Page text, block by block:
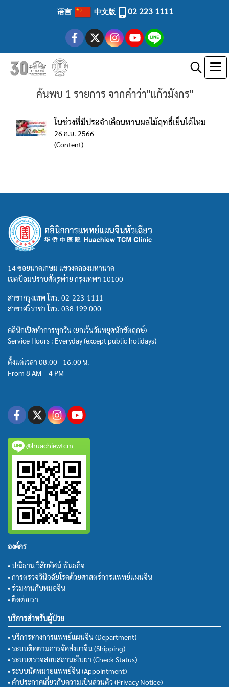
语言 中文版 02 223 1111
ค้นพบ 1 รายการ จากคำว่า"แก้วมังกร"
ในช่วงที่มีประจำเดือนทานผลไม้ฤทธิ์เย็นได้ไหม
26 ก.ย. 2566
(Content)
14 ซอยนาคเกษม แขวงคลองมหานาค
เขตป้อมปราบศัตรูพ่าย กรุงเทพฯ 10100
สาขากรุงเทพ โทร. 02-223-1111
สาขาศรีราชา โทร. 038 199 000
คลินิกเปิดทำการทุกวัน (ยกเว้นวันหยุดนักขัตฤกษ์)
Service Hours : Everyday (except public holidays)
ตั้งแต่เวลา 08.00 - 16.00 น.
From 8 AM – 4 PM
@huachiewtcm
องค์กร
• ปณิธาน วิสัยทัศน์ พันธกิจ
• การตรวจวินิจฉัยโรคด้วยศาสตร์การแพทย์แผนจีน
• ร่วมงานกับหมอจีน
• ติดต่อเรา
บริการสำหรับผู้ป่วย
• บริการทางการแพทย์แผนจีน (Department)
• ระบบติดตามการจัดส่งยาจีน (Shipping)
• ระบบตรวจสอบสถานะใบยา (Check Status)
• ระบบนัดหมายแพทย์จีน (Appointment)
• คำประกาศเกี่ยวกับความเป็นส่วนตัว (Privacy Notice)